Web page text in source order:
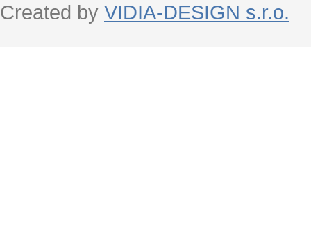
Created by VIDIA-DESIGN s.r.o.